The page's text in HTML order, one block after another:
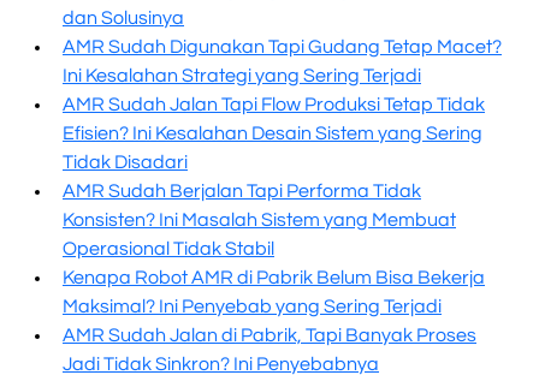
dan Solusinya
AMR Sudah Digunakan Tapi Gudang Tetap Macet?
Ini Kesalahan Strategi yang Sering Terjadi
AMR Sudah Jalan Tapi Flow Produksi Tetap Tidak
Efisien? Ini Kesalahan Desain Sistem yang Sering
Tidak Disadari
AMR Sudah Berjalan Tapi Performa Tidak
Konsisten? Ini Masalah Sistem yang Membuat
Operasional Tidak Stabil
Kenapa Robot AMR di Pabrik Belum Bisa Bekerja
Maksimal? Ini Penyebab yang Sering Terjadi
AMR Sudah Jalan di Pabrik, Tapi Banyak Proses
Jadi Tidak Sinkron? Ini Penyebabnya